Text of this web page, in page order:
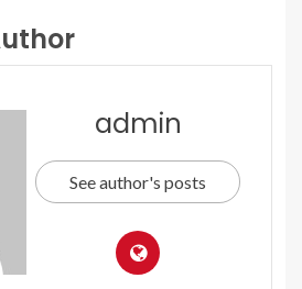
admin
See author's posts